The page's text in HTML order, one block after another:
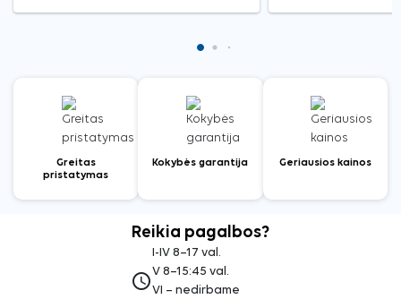
Greitas
pristatymas
Kokybės garantija Geriausios kainos
Reikia pagalbos?
access_time
I-IV 8–17 val.
V 8–15:45 val.
VI – nedirbame